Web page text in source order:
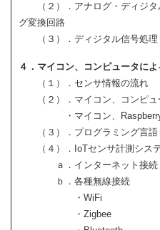
（２）．アナログ・ディジタ
グ変換回路
（３）．ディジタル信号処理
４．マイコン、コンピュータに
（１）．センサ情報の流れ
（２）．マイコン、コンピュ
・マイコン、Raspberry
（３）．プログラミング言語
（４）．IoTセンサ計測シス
ａ．インターネット接続
ｂ．各種無線接続
・WiFi
・Zigbee